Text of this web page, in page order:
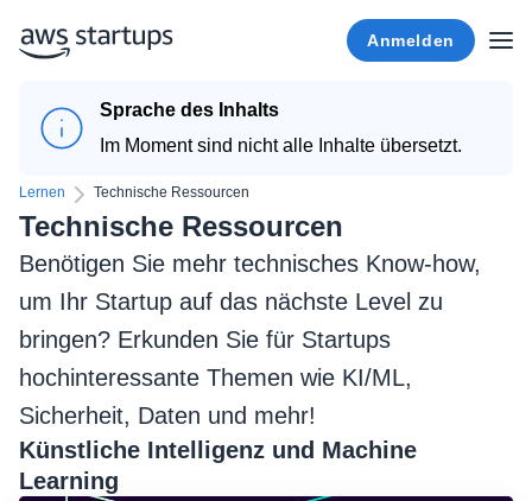
Anmelden
Sprache des Inhalts
Im Moment sind nicht alle Inhalte übersetzt.
Lernen Technische Ressourcen
Technische Ressourcen
Benötigen Sie mehr technisches Know-how,
um Ihr Startup auf das nächste Level zu
bringen? Erkunden Sie für Startups
hochinteressante Themen wie KI/ML,
Sicherheit, Daten und mehr!
Künstliche Intelligenz und Machine
Learning